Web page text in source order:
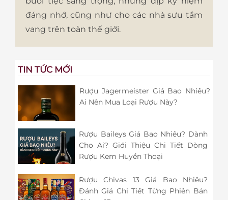
đáng nhớ, cũng như cho các nhà sưu tầm
vang trên toàn thế giới.
TIN TỨC MỚI
Rượu Jagermeister Giá Bao Nhiêu?
Ai Nên Mua Loại Rượu Này?
Rượu Baileys Giá Bao Nhiêu? Dành
Cho Ai? Giới Thiệu Chi Tiết Dòng
Rượu Kem Huyền Thoại
Rượu Chivas 13 Giá Bao Nhiêu?
Đánh Giá Chi Tiết Từng Phiên Bản